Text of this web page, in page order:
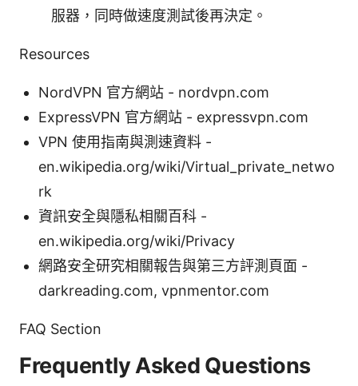
服器，同時做速度測試後再決定。
Resources
NordVPN 官方網站 - nordvpn.com
ExpressVPN 官方網站 - expressvpn.com
VPN 使用指南與測速資料 -
en.wikipedia.org/wiki/Virtual_private_netwo
rk
資訊安全與隱私相關百科 -
en.wikipedia.org/wiki/Privacy
網路安全研究相關報告與第三方評測頁面 -
darkreading.com, vpnmentor.com
FAQ Section
Frequently Asked Questions